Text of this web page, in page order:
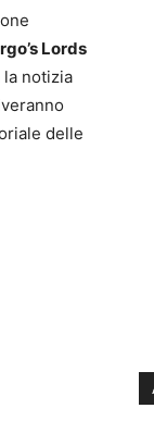
Lords
notizia
delle